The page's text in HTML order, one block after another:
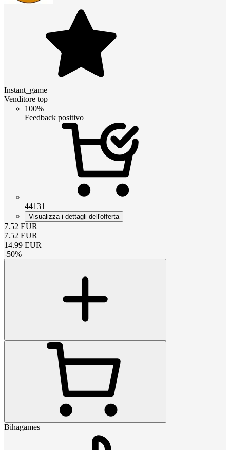
Instant_game
Venditore top
100%
Feedback positivo
44131
Visualizza i dettagli dell'offerta
7.52 EUR
7.52 EUR
14.99 EUR
-50%
Bihagames